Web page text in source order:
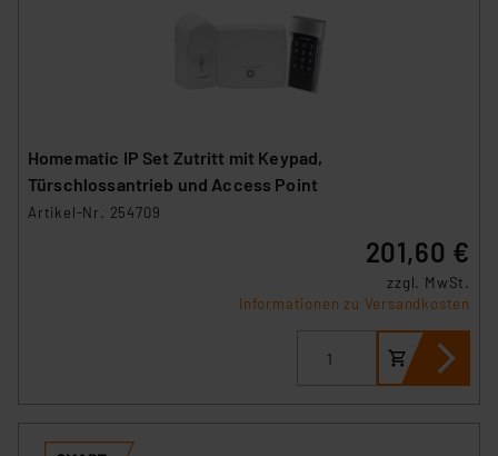
Homematic IP Set Zutritt mit Keypad,
Türschlossantrieb und Access Point
Artikel-Nr. 254709
201,60 €
zzgl. MwSt.
Informationen zu Versandkosten